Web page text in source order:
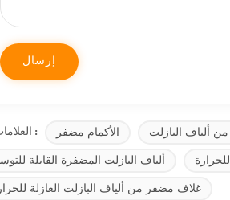
العلامات : الأكمام مضفر ألياف البازلت
ألياف البازلت المضفرة القابلة
غلاف مضفر من ألياف البازلت العازلة